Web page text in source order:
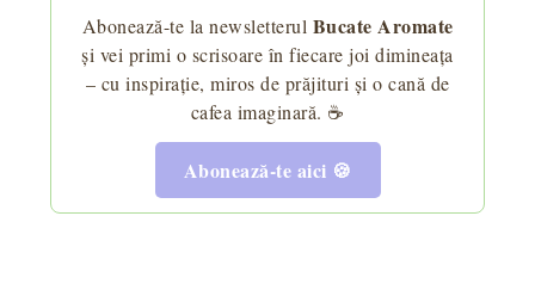
Abonează-te la newsletterul Bucate Aromate
și vei primi o scrisoare în fiecare joi dimineața
– cu inspirație, miros de prăjituri și o cană de
cafea imaginară. ☕
Abonează-te aici 🍪